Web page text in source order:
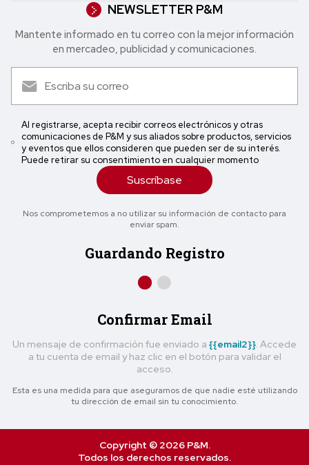
NEWSLETTER P&M
Mantente informado en tu correo con la mejor in formación
en mercadeo, publicidad y comunicaciones.
Al registrarse, acepta recibir correos electrónicos y otras
comunicaciones de P&M y sus aliados sobre productos, servicios
y eventos que ellos consideren que pueden ser de su interés.
Puede retirar su consentimiento en cualquier momento
Suscríbase
Nos comprometemos a no utilizar su información de contacto para
enviar spam.
Guardando Registro
Confirmar Email
Un mensaje de confirmación fue enviado a {{email2}} . Accede
a tu cuenta de email y haz clic en el botón para validar el
acceso.
Esta es una medida para que asegurarnos de que nadie esté utilizando
tu dirección de email sin tu conocimiento.
Copyright © 2026 P&M.
Todos los derechos reservados.